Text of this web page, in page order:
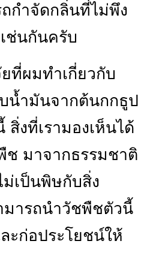
กำจัดกลิ่นที่ไม่พึง
ช่นกันครับ
ที่ผมทำเกี่ยวกับ
น้ำมันจากต้นกกธูป
งที่เรามองเห็นได้
ช มาจากธรรมชาติ
เป็นพิษกับสิ่ง
มารถนำวัชพืชตัวนี้
ะก่อประโยชน์ให้